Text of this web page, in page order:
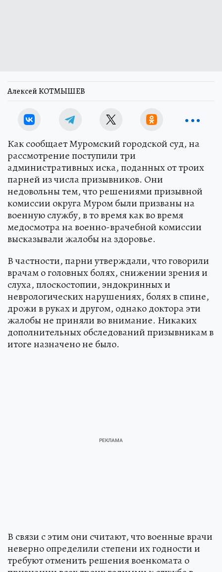
Алексей КОТМЫШЕВ
Как сообщает Муромский городской суд, на
рассмотрение поступили три
административных иска, поданных от троих
парней из числа призывников. Они
недовольны тем, что решениями призывной
комиссии округа Муром были призваны на
военную службу, в то время как во время
медосмотра на военно-врачебной комиссии
высказывали жалобы на здоровье.
В частности, парни утверждали, что говорили
врачам о головных болях, снижении зрения и
слуха, плоскостопии, эндокринных и
неврологических нарушениях, болях в спине,
дрожи в руках и другом, однако доктора эти
жалобы не приняли во внимание. Никаких
дополнительных обследований призывникам в
итоге назначено не было.
В связи с этим они считают, что военные врачи
неверно определили степени их годности и
требуют отменить решения военкомата о